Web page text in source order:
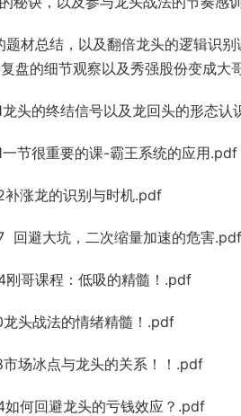
题材总结，以及翻倍龙头的逻辑识
盘的细节观察以及秀强股份变成大
头的终结信号以及龙回头的形态认
节很重要的课-霸王系统的应用.pdf
涨龙的识别与时机.pdf
避大坑，二次缩量加速的危害.pdf
哥课程：低吸的精髓！.pdf
头战法的情绪精髓！.pdf
场冰点与龙头的关系！！.pdf
何回避龙头的亏钱效应？.pdf